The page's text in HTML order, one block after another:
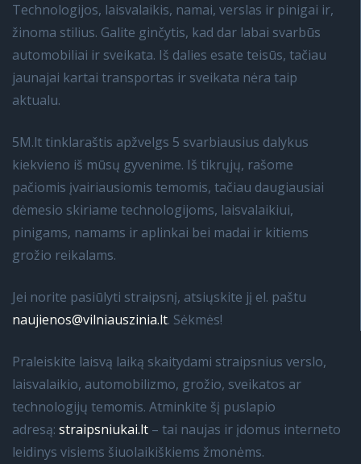
Technologijos, laisvalaikis, namai, verslas ir pinigai ir,
žinoma stilius. Galite ginčytis, kad dar labai svarbūs
automobiliai ir sveikata. Iš dalies esate teisūs, tačiau
jaunajai kartai transportas ir sveikata nėra taip
aktualu.
5M.lt tinklaraštis apžvelgs 5 svarbiausius dalykus
kiekvieno iš mūsų gyvenime. Iš tikrųjų, rašome
pačiomis įvairiausiomis temomis, tačiau daugiausiai
dėmesio skiriame technologijoms, laisvalaikiui,
pinigams, namams ir aplinkai bei madai ir kitiems
grožio reikalams.
Jei norite pasiūlyti straipsnį, atsiųskite jį el. paštu
naujienos@vilniauszinia.lt. Sėkmės!
Praleiskite laisvą laiką skaitydami straipsnius verslo,
laisvalaikio, automobilizmo, grožio, sveikatos ar
technologijų temomis. Atminkite šį puslapio
adresą: straipsniukai.lt – tai naujas ir įdomus interneto
leidinys visiems šiuolaikiškiems žmonėms.